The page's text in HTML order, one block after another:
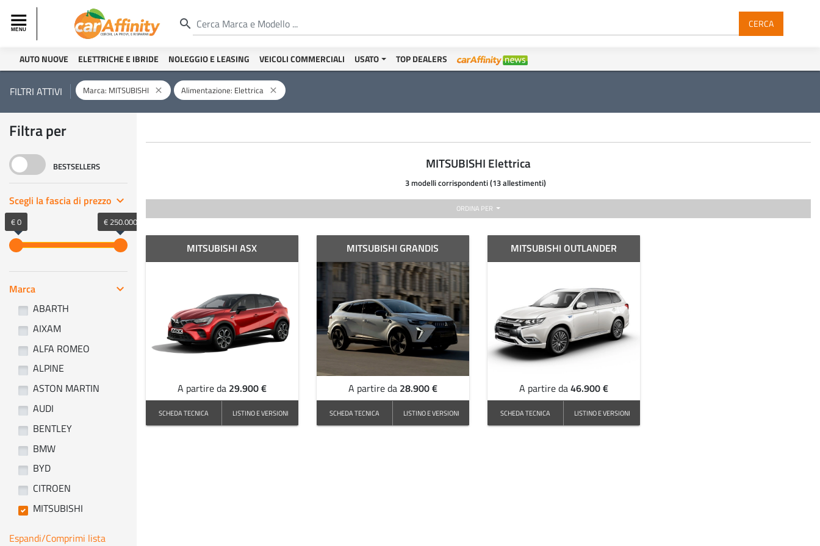
search CERCA
AUTO NUOVE ELETTRICHE E IBRIDE NOLEGGIO E LEASING VEICOLI COMMERCIALI USATO TOP DEALERS
FILTRI ATTIVI Marca: MITSUBISHI close Alimentazione: Elettrica close
Filtra per
BESTSELLERS
Scegli la fascia di prezzo keyboard_arrow_right
€ 0 € 250.000
Marca keyboard_arrow_right
ABARTH
AIXAM
ALFA ROMEO
ALPINE
ASTON MARTIN
AUDI
BENTLEY
BMW
BYD
CITROEN
MITSUBISHI
Espandi/Comprimi lista
MITSUBISHI Elettrica
3 modelli corrispondenti (13 allestimenti)
ORDINA PER
MITSUBISHI ASX
A partire da 29.900 €
SCHEDA TECNICA LISTINO E VERSIONI
MITSUBISHI GRANDIS
A partire da 28.900 €
SCHEDA TECNICA LISTINO E VERSIONI
MITSUBISHI OUTLANDER
A partire da46.900 €
SCHEDA TECNICA LISTINO E VERSIONI